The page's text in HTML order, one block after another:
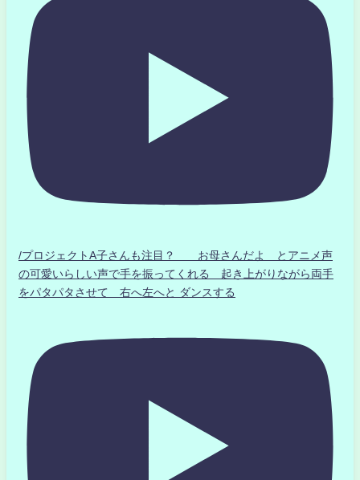
/プロジェクトA子さんも注目？ お母さんだよ とアニメ声
の可愛いらしい声で手を振ってくれる 起き上がりながら両手
をパタパタさせて 右へ左へと ダンスする